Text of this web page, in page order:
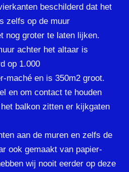
beschilderd dat het
zelfs op de muur
nog groter te laten lijken.
achter het altaar is
op 1.000
maché en is 350m2 groot.
en om contact te houden
balkon zitten er kijkgaten
aan de muren en zelfs de
ook gemaakt van papier-
wij nooit eerder op deze